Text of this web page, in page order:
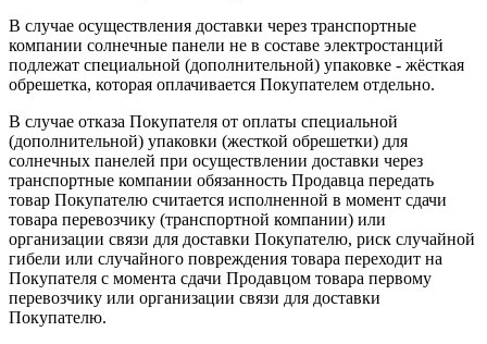
В случае осуществления доставки через транспортные
компании солнечные панели не в составе электростанций
подлежат специальной (дополнительной) упаковке - жёсткая
обрешетка, которая оплачивается Покупателем отдельно.
В случае отказа Покупателя от оплаты специальной
(дополнительной) упаковки (жесткой обрешетки) для
солнечных панелей при осуществлении доставки через
транспортные компании обязанность Продавца передать
товар Покупателю считается исполненной в момент сдачи
товара перевозчику (транспортной компании) или
организации связи для доставки Покупателю, риск случайной
гибели или случайного повреждения товара переходит на
Покупателя с момента сдачи Продавцом товара первому
перевозчику или организации связи для доставки
Покупателю.